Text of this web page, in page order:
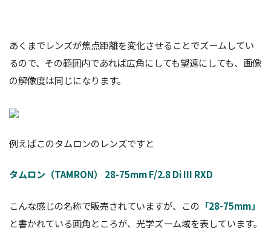
あくまでレンズが焦点距離を変化させることでズームしてい
るので、その範囲内であれば広角にしても望遠にしても、画像
の解像度は同じになります。
例えばこのタムロンのレンズですと
タムロン（TAMRON） 28-75mm F/2.8 Di III RXD
こんな感じの名称で販売されていますが、この 「28-75mm」
と書かれている画角ところが、光学ズーム域を表しています。